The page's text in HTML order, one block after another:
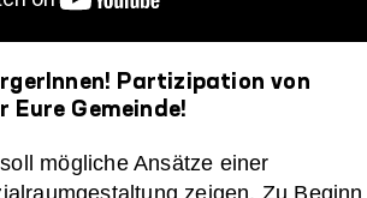
Partizipation von
Eure Gemeinde!
mögliche Ansätze einer
zeigen. Zu Beginn